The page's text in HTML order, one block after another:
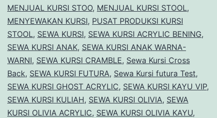
MENJUAL KURSI STOO, MENJUAL KURSI STOOL,
MENYEWAKAN KURSI, PUSAT PRODUKSI KURSI
STOOL, SEWA KURSI, SEWA KURSI ACRYLIC BENING,
SEWA KURSI ANAK, SEWA KURSI ANAK WARNA-
WARNI, SEWA KURSI CRAMBLE, Sewa Kursi Cross
Back, SEWA KURSI FUTURA, Sewa Kursi futura Test,
SEWA KURSI GHOST ACRYLIC, SEWA KURSI KAYU VIP,
SEWA KURSI KULIAH, SEWA KURSI OLIVIA, SEWA
KURSI OLIVIA ACRYLIC, SEWA KURSI OLIVIA KAYU,